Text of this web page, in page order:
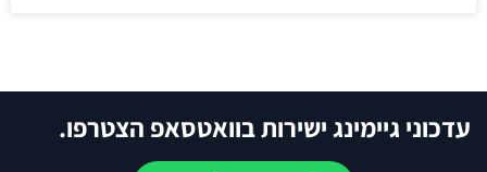
עדכוני גיימינג ישירות בוואטסאפ הצטרפו.